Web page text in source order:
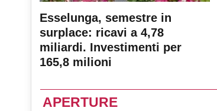
Esselunga, semestre in
surplace: ricavi a 4,78
miliardi. Investimenti per
165,8 milioni
APERTURE